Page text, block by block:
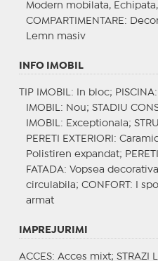
Modern mobilata,
COMPARTIMENTARE :
Lemn masiv
INFO IMOBIL
TIP IMOBIL : In bloc; PISCINA
IMOBIL : Nou; STADIU
IMOBIL : Exceptionala;
PERETI EXTERIORI :
Polistiren expandat;
FATADA: Vopsea
circulabila; CONFORT : I
armat
IMPREJURIMI
ACCES: Acces mixt; STRAZI